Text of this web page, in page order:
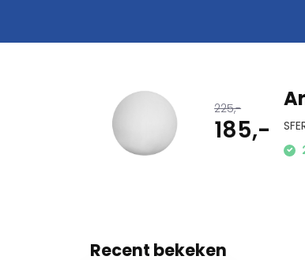
225,-
185,-
Recent bekeken